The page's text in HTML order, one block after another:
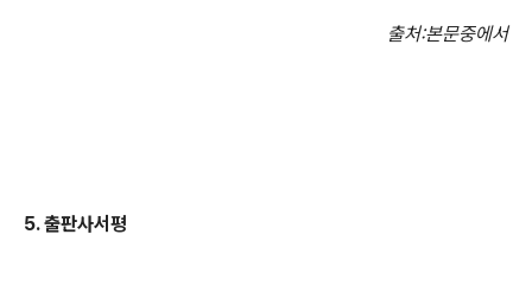
출처:본문중에서
5.출판사서평